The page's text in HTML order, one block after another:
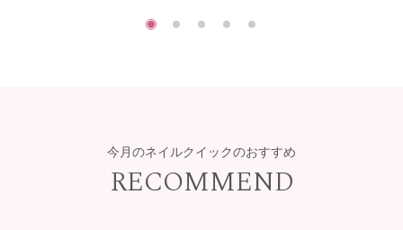
今月のネイルクイックのおすすめ
RECOMMEND